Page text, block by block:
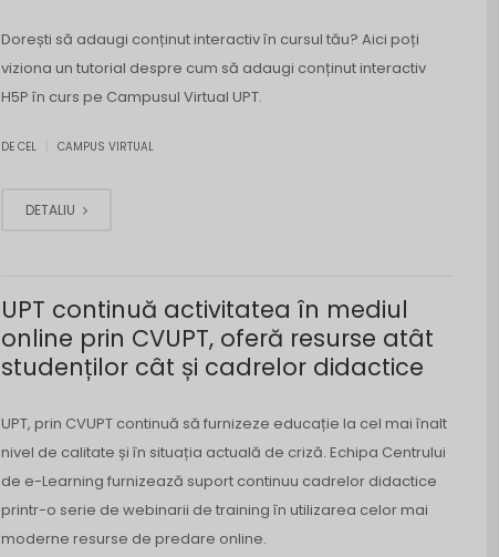
Dorești să adaugi conținut interactiv în cursul tău? Aici poți
viziona un tutorial despre cum să adaugi conținut interactiv
H5P în curs pe Campusul Virtual UPT.
DE CEL CAMPUS VIRTUAL
DETALIU
UPT continuă activitatea în mediul
online prin CVUPT, oferă resurse atât
studenților cât și cadrelor didactice
UPT, prin CVUPT continuă să furnizeze educație la cel mai înalt
nivel de calitate și în situația actuală de criză. Echipa Centrului
de e-Learning furnizează suport continuu cadrelor didactice
printr-o serie de webinarii de training în utilizarea celor mai
moderne resurse de predare online.